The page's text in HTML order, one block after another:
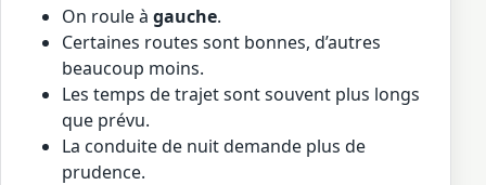
On roule à gauche.
Certaines routes sont bonnes, d’autres
beaucoup moins.
Les temps de trajet sont souvent plus longs
que prévu.
La conduite de nuit demande plus de
prudence.